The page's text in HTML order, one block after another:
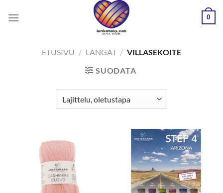
0
ETUSIVU / LANGAT / VILLASEKOITE
SUODATA